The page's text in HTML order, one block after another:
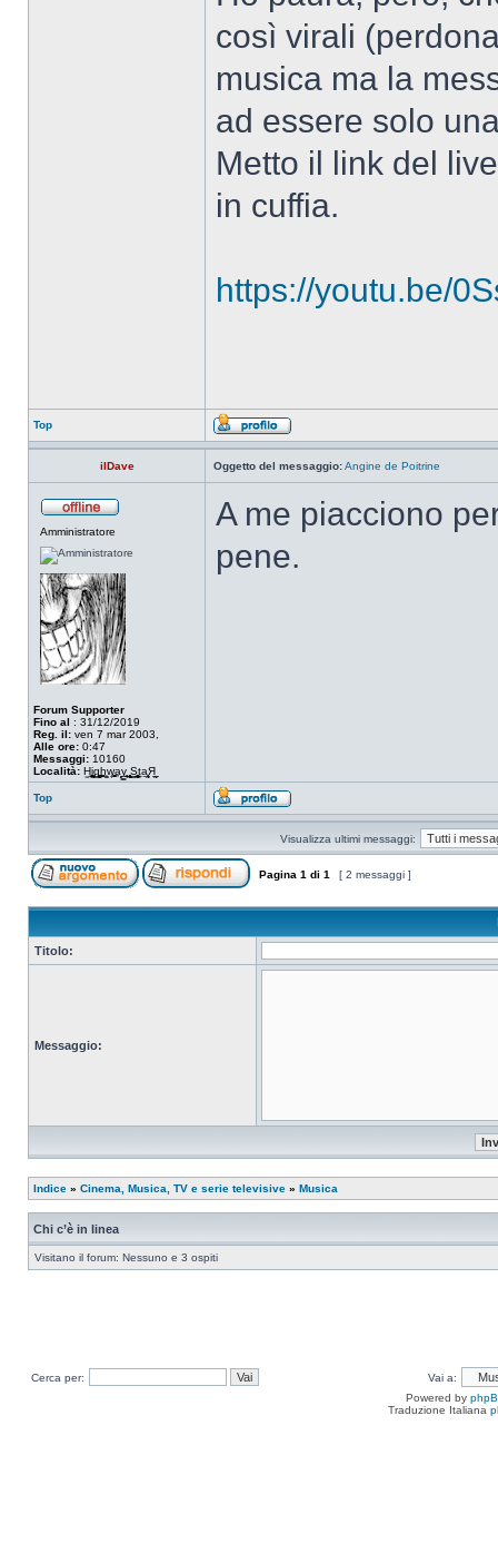
così virali
musica ma la
ad essere solo
Metto il link del
in cuffia.
https://youtu.be/
Top
ilDave Oggetto del messaggio:Angine de Poitrine
Amministratore
Forum Supporter
Fino al : 31/12/2019
Reg. il: ven 7 mar 2003,
Alle ore: 0:47
Messaggi: 10160
Località: H͖̤͖̠̹ͅi̞̺̭̦͎̦̦͓g̲͔̪̰̳̬h͚̯̫͕w̘͚̟̠͍̹̻͚a̞̗̗ͅy͇̱͍͎̲̠ͅ ̖̗͙̤̫̥̝̞̩S͇̭͈̬̠̳̲̞ͅt̼a̱̰̱͉Я̲̰
A me piacciono
pene.
Top
Visualizza ultimi messaggi:
Pagina 1 di 1 [ 2 messaggi ]
Titolo:
Messaggio:
Indice » Cinema, Musica, TV e serie televisive » Musica
Chi c’è in linea
Visitano il forum: Nessuno e 3 ospiti
Cerca per:
Vai a:
Powered by
Traduzione Italiana